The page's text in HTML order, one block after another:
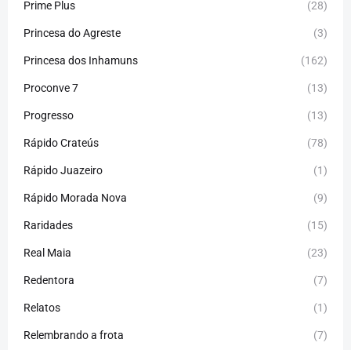
Prime Plus (28)
Princesa do Agreste (3)
Princesa dos Inhamuns (162)
Proconve 7 (13)
Progresso (13)
Rápido Crateús (78)
Rápido Juazeiro (1)
Rápido Morada Nova (9)
Raridades (15)
Real Maia (23)
Redentora (7)
Relatos (1)
Relembrando a frota (7)